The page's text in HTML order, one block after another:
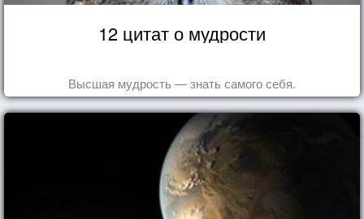
12 цитат о мудрости
Высшая мудрость — знать самого себя.